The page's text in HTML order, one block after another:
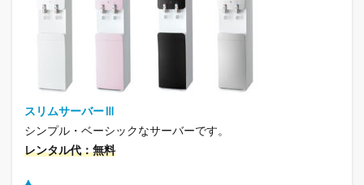
スリムサーバーⅢ
シンプル・ベーシックなサーバーです。
レンタル代：無料